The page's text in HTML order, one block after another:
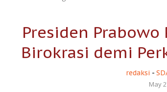
Presiden Prabowo
Birokrasi demi
redaksi -
May